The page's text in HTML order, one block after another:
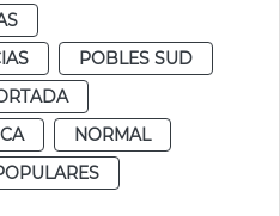
POBLES SUD
NORMAL